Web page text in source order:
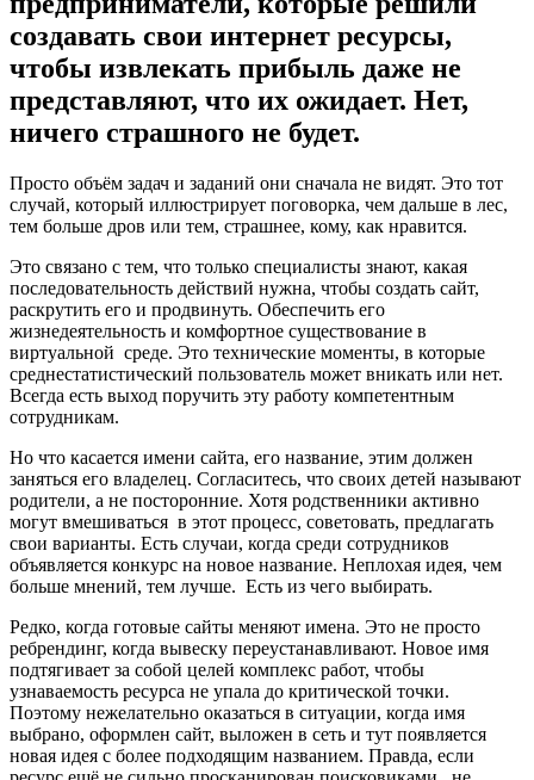
создавать свои интернет ресурсы,
чтобы извлекать прибыль даже не
представляют, что их ожидает. Нет,
ничего страшного не будет.
Просто объём задач и заданий они сначала не видят. Это тот
случай, который иллюстрирует поговорка, чем дальше в лес,
тем больше дров или тем, страшнее, кому, как нравится.
Это связано с тем, что только специалисты знают, какая
последовательность действий нужна, чтобы создать сайт,
раскрутить его и продвинуть. Обеспечить его
жизнедеятельность и комфортное существование в
виртуальной среде. Это технические моменты, в которые
среднестатистический пользователь может вникать или нет.
Всегда есть выход поручить эту работу компетентным
сотрудникам.
Но что касается имени сайта, его название, этим должен
заняться его владелец. Согласитесь, что своих детей называют
родители, а не посторонние. Хотя родственники активно
могут вмешиваться в этот процесс, советовать, предлагать
свои варианты. Есть случаи, когда среди сотрудников
объявляется конкурс на новое название. Неплохая идея, чем
больше мнений, тем лучше. Есть из чего выбирать.
Редко, когда готовые сайты меняют имена. Это не просто
ребрендинг, когда вывеску переустанавливают. Новое имя
подтягивает за собой целей комплекс работ, чтобы
узнаваемость ресурса не упала до критической точки.
Поэтому нежелательно оказаться в ситуации, когда имя
выбрано, оформлен сайт, выложен в сеть и тут появляется
новая идея с более подходящим названием. Правда, если